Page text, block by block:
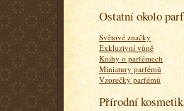
Ostatní okolo
Světové značky
Exkluzivní vůně
Knihy o parfémech
Miniatury parfémů
Vzorečky parfémů
Přírodní